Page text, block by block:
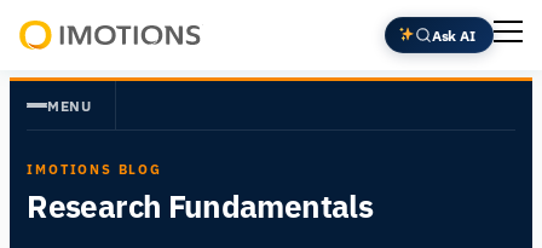
内
容
を
ス
ッ
Insight
Ask AI
MENU
IMOTIONS BLOG
Research Fundamentals